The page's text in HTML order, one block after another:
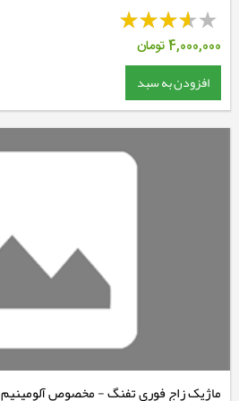
4,000,000تومان
افزودن به سبد
ماژیک زاج فوری تفنگ - مخصوص آلومینیم